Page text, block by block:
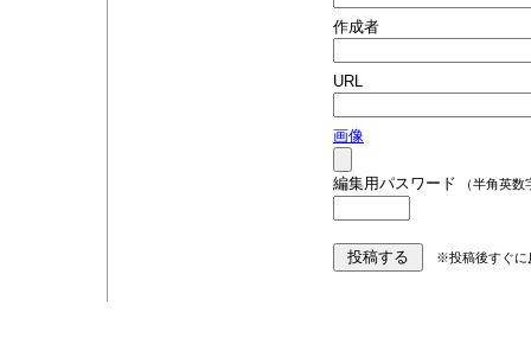
作成者
URL
画像
編集用パスワード （半角英数
※投稿後すぐに